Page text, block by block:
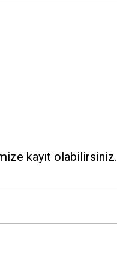
kayıt olabilirsiniz.